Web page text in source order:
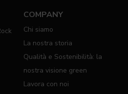
COMPANY
Chi siamo
La nostra storia
Qualità e Sostenibilità: la
nostra visione green
Lavora con noi